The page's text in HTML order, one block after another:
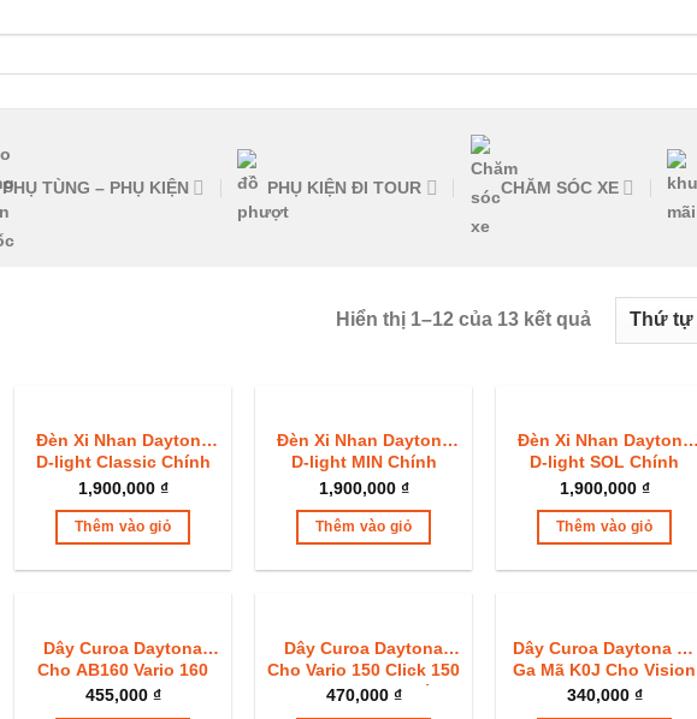
PHỤ TÙNG – PHỤ KIỆN PHỤ KIỆN ĐI TOUR CHĂM SÓC XE
Hiển thị 1–12 của 13 kết quả
Đèn Xi Nhan Daytona
D-light Classic Chính
Hãng
1,900,000 ₫
Thêm vào giỏ
Đèn Xi Nhan Daytona
D-light MIN Chính
Hãng
1,900,000 ₫
Thêm vào giỏ
Đèn Xi Nhan Daytona
D-light SOL Chính
Hãng
1,900,000 ₫
Thêm vào giỏ
Dây Curoa Daytona
Cho AB160 Vario 160
Stylo Mã K2S
455,000 ₫
Dây Curoa Daytona
Cho Vario 150 Click 150
AB150 Mã K36 Chính
470,000 ₫
Dây Curoa Daytona Xe
Ga Mã K0J Cho Vision
2021+
340,000 ₫